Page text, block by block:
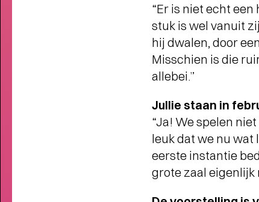
INTERVIEW MET BRITSE
“Er is niet echt
stuk is wel vanuit
hij dwalen, door
Misschien is die
allebei.”
Jullie staan in
“Ja! We spelen
leuk dat we nu wat
eerste instantie
grote zaal eigenlijk